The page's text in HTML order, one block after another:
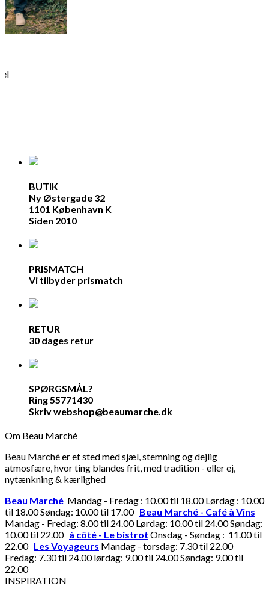
BUTIK
Ny Østergade 32
1101 København K
Siden 2010
PRISMATCH
Vi tilbyder prismatch
RETUR
30 dages retur
SPØRGSMÅL?
Ring 55771430
Skriv webshop@beaumarche.dk
Om Beau Marché
Beau Marché er et sted med sjæl, stemning og dejlig
atmosfære, hvor ting blandes frit, med tradition - eller ej,
nytænkning & kærlighed
Beau Marché Mandag - Fredag : 10.00 til 18.00 Lørdag : 10.00
til 18.00 Søndag: 10.00 til 17.00 Beau Marché - Café à Vins
Mandag - Fredag: 8.00 til 24.00 Lørdag: 10.00 til 24.00 Søndag:
10.00 til 22.00 à côté - Le bistrot Onsdag - Søndag : 11.00 til
22.00 Les Voyageurs Mandag - torsdag: 7.30 til 22.00
Fredag: 7.30 til 24.00 lørdag: 9.00 til 24.00 Søndag: 9.00 til
22.00
INSPIRATION